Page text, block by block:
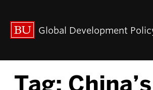
关于我们
联系我们
Paul Streeten 讲座
Global Development
Tag: China’s